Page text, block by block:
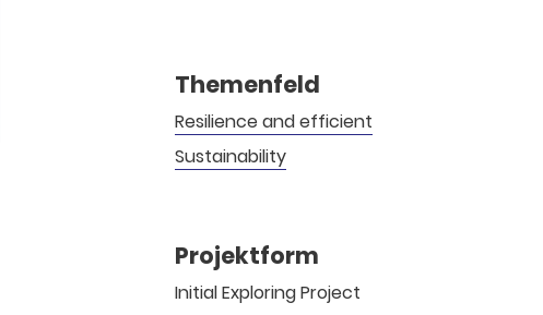
Themenfeld
Resilience and efficient
Sustainability
Projektform
Initial Exploring Project